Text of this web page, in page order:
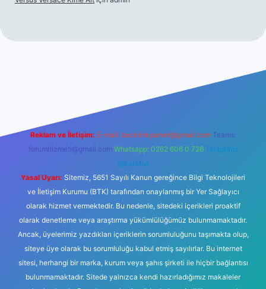
Reklam ve İletişim: E-mail: backlinkpaneli@gmail.com Teams:
forumhizmeti@gmail.com Whatsapp: 0262 606 0 726 Telegram:
@karabul
Yasal Uyarı: Sitemiz, 5651 Sayılı Kanun gereğince Bilgi Teknolojileri
ve İletişim Kurumu (BTK) tarafından onaylanmış bir Yer Sağlayıcı
olarak hizmet vermektedir. Bu nedenle, sitedeki içerikleri proaktif
olarak denetleme veya araştırma yükümlülüğümüz bulunmamaktadır.
Ancak, üyelerimiz yazdıkları içeriklerin sorumluluğunu taşımakta olup,
siteye üye olarak bu sorumluluğu kabul etmiş sayılırlar. Bu internet
sitesi, herhangi bir marka, kurum veya şahıs şirketi ile hiçbir bağlantısı
bulunmamaktadır. Sitede yalnızca kendi hazırladığımız makaleler